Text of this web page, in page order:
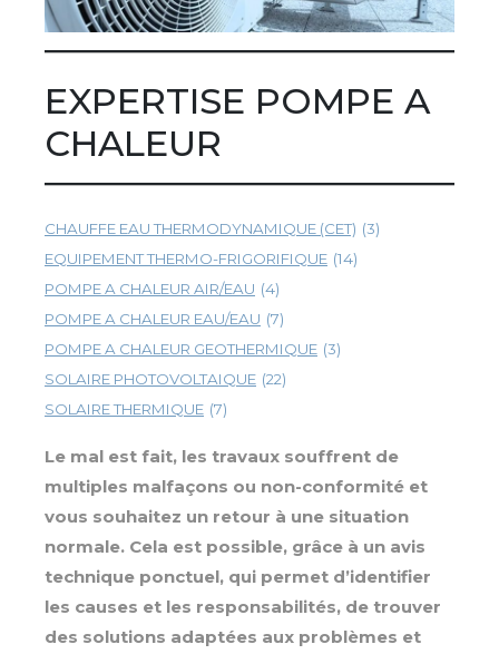
EXPERTISE POMPE A
CHALEUR
CHAUFFE EAU THERMODYNAMIQUE (CET) (3)
EQUIPEMENT THERMO-FRIGORIFIQUE (14)
POMPE A CHALEUR AIR/EAU (4)
POMPE A CHALEUR EAU/EAU (7)
POMPE A CHALEUR GEOTHERMIQUE (3)
SOLAIRE PHOTOVOLTAIQUE (22)
SOLAIRE THERMIQUE (7)
Le mal est fait, les travaux souffrent de
multiples malfaçons ou non-conformité et
vous souhaitez un retour à une situation
normale. Cela est possible, grâce à un avis
technique ponctuel, qui permet d’identifier
les causes et les responsabilités, de trouver
des solutions adaptées aux problèmes et